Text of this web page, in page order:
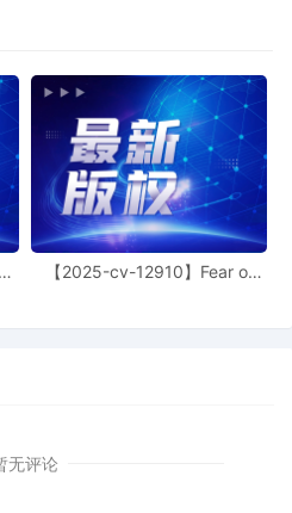
FOR DAMAGES AND
All Defendants. Filing fees $
AFLSDC-18913708, filed by
v, Subafilms Limited.
【2025-cv-12910】Fear of
无评论